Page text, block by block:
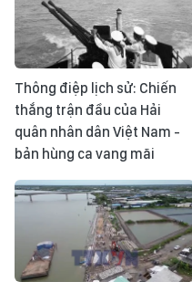
Thông điệp lịch sử: Chiến
thắng trận đầu của Hải
quân nhân dân Việt Nam -
bản hùng ca vang mãi